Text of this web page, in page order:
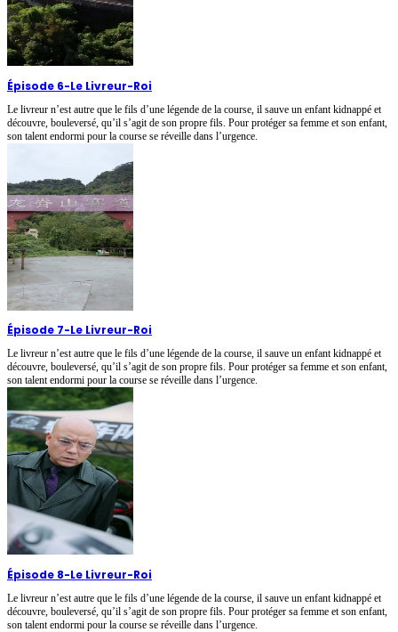
Épisode 6-Le Livreur-Roi
Le livreur n’est autre que le fils d’une légende de la course, il sauve un enfant kidnappé et
découvre, bouleversé, qu’il s’agit de son propre fils. Pour protéger sa femme et son enfant,
son talent endormi pour la course se réveille dans l’urgence.
Épisode 7-Le Livreur-Roi
Le livreur n’est autre que le fils d’une légende de la course, il sauve un enfant kidnappé et
découvre, bouleversé, qu’il s’agit de son propre fils. Pour protéger sa femme et son enfant,
son talent endormi pour la course se réveille dans l’urgence.
Épisode 8-Le Livreur-Roi
Le livreur n’est autre que le fils d’une légende de la course, il sauve un enfant kidnappé et
découvre, bouleversé, qu’il s’agit de son propre fils. Pour protéger sa femme et son enfant,
son talent endormi pour la course se réveille dans l’urgence.